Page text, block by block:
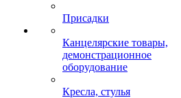
Присадки
Канцелярские товары,
демонстрационное
оборудование
Кресла, стулья